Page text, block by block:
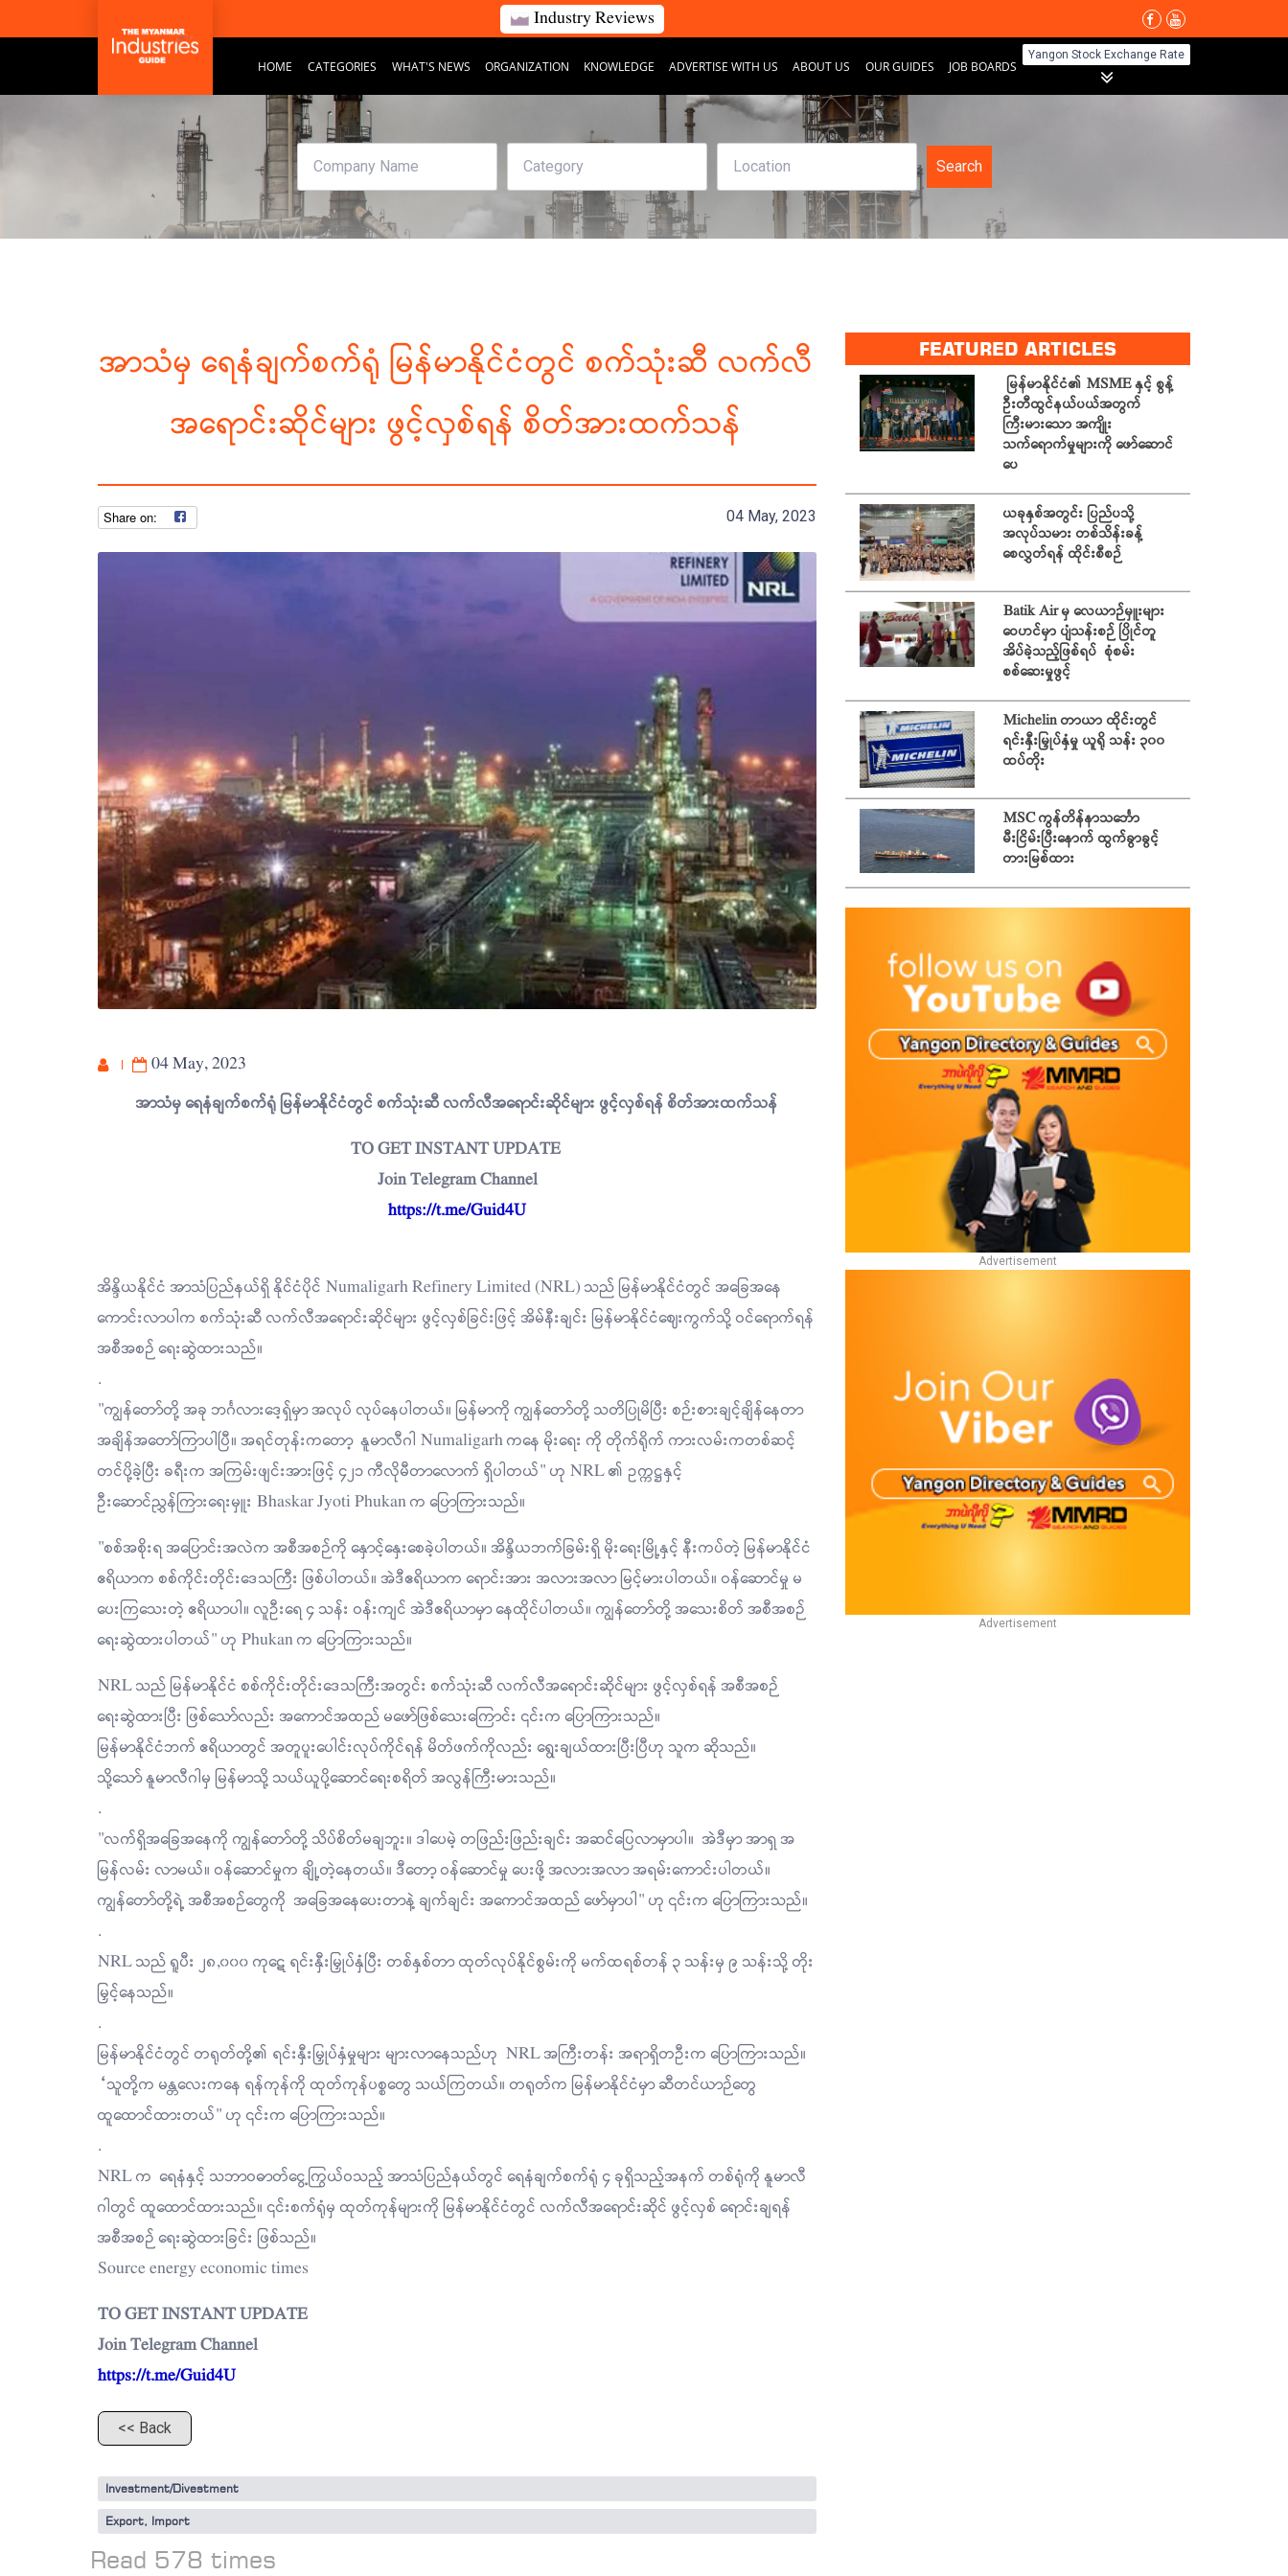
Industry Reviews
HOME CATEGORIES WHAT'S NEWS ORGANIZATION KNOWLEDGE ADVERTISE WITH US ABOUT US OUR GUIDES JOB BOARDS
Yangon Stock Exchange Rate
Search
အာသံမှ ရေနံချက်စက်ရုံ မြန်မာနိုင်ငံတွင် စက်သုံးဆီ လက်လီ
အရောင်းဆိုင်များ ဖွင့်လှစ်ရန် စိတ်အားထက်သန်
04 May, 2023
04 May, 2023
အာသံမှ ရေနံချက်စက်ရုံ မြန်မာနိုင်ငံတွင် စက်သုံးဆီ လက်လီအရောင်းဆိုင်များ ဖွင့်လှစ်ရန် စိတ်အားထက်သန်
TO GET INSTANT UPDATE
Join Telegram Channel
https://t.me/Guid4U
အိန္ဒိယနိုင်ငံ အာသံပြည်နယ်ရှိ နိုင်ငံပိုင် Numaligarh Refinery Limited (NRL) သည် မြန်မာနိုင်ငံတွင် အခြေအနေ
ကောင်းလာပါက စက်သုံးဆီ လက်လီအရောင်းဆိုင်များ ဖွင့်လှစ်ခြင်းဖြင့် အိမ်နီးချင်း မြန်မာနိုင်ငံ‌ဈေးကွက်သို့ ဝင်ရောက်ရန်
အစီအစဉ် ရေးဆွဲထားသည်။
.
"ကျွန်တော်တို့ အခု ဘင်္ဂလားဒေ့ရှ်မှာ အလုပ် လုပ်နေပါတယ်။ မြန်မာကို ကျွန်တော်တို့ သတိပြုမိပြီး စဉ်းစားချင့်ချိန်နေတာ
အချိန်အတော်ကြာပါပြီ။ အရင်တုန်းကတော့ နူမာလီဂါ Numaligarh ကနေ မိုးရေး ကို တိုက်ရိုက် ကားလမ်းကတစ်ဆင့်
တင်ပို့ခဲ့ပြီး ခရီးက အကြမ်းဖျင်းအားဖြင့် ၄၂၁ ကီလိုမီတာလောက် ရှိပါတယ်" ဟု NRL ၏ ဥက္ကဋ္ဌနှင့်
ဦးဆောင်ညွှန်ကြားရေးမှူး Bhaskar Jyoti Phukan က ပြောကြားသည်။
"စစ်အစိုးရ အပြောင်းအလဲက အစီအစဉ်ကို နှောင့်နှေးစေခဲ့ပါတယ်။ အိန္ဒိယဘက်ခြမ်းရှိ မိုးရေးမြို့နှင့် နီးကပ်တဲ့ မြန်မာနိုင်ငံ
ဧရိယာက စစ်ကိုင်းတိုင်းဒေသကြီး ဖြစ်ပါတယ်။ အဲဒီဧရိယာက ရောင်းအား အလားအလာ မြင့်မားပါတယ်။ ဝန်ဆောင်မှု မ
ပေးကြသေးတဲ့ ဧရိယာပါ။ လူဦးရေ ၄ သန်း ဝန်းကျင် အဲဒီဧရိယာမှာ နေထိုင်ပါတယ်။ ကျွန်တော်တို့ အသေးစိတ် အစီအစဉ်
ရေးဆွဲထားပါတယ်" ဟု Phukan က ပြောကြားသည်။
NRL သည် မြန်မာနိုင်ငံ စစ်ကိုင်းတိုင်းဒေသကြီးအတွင်း စက်သုံးဆီ လက်လီအရောင်းဆိုင်များ ဖွင့်လှစ်ရန် အစီအစဉ်
ရေးဆွဲထားပြီး ဖြစ်သော်လည်း အကောင်အထည် မဖော်ဖြစ်သေးကြောင်း ၎င်းက ပြောကြားသည်။
မြန်မာနိုင်ငံဘက် ဧရိယာတွင် အတူပူးပေါင်းလုပ်ကိုင်ရန် မိတ်ဖက်ကိုလည်း ရွေးချယ်ထားပြီးပြီဟု သူက ဆိုသည်။
သို့သော် နူမာလီဂါမှ မြန်မာသို့ သယ်ယူပို့ဆောင်ရေးစရိတ် အလွန်ကြီးမားသည်။
.
"လက်ရှိအ‌ခြေအနေကို ကျွန်တော်တို့ သိပ်စိတ်မချဘူး။ ဒါပေမဲ့ တဖြည်းဖြည်းချင်း အဆင်ပြေလာမှာပါ။ အဲဒီမှာ အာရှ အ
မြန်လမ်း လာမယ်။ ဝန်ဆောင်မှုက ချို့တဲ့နေတယ်။ ဒီတော့ ဝန်ဆောင်မှု ပေးဖို့ အလားအလာ အရမ်းကောင်းပါတယ်။
ကျွန်တော်တို့ရဲ့ အစီအစဉ်တွေကို အခြေအနေပေးတာနဲ့ ချက်ချင်း အကောင်အထည် ဖော်မှာပါ" ဟု ၎င်းက ပြောကြားသည်။
.
NRL သည် ရူပီး ၂၈,၀၀၀ ကုဋေ ရင်းနှီးမြှုပ်နှံပြီး တစ်နှစ်တာ ထုတ်လုပ်နိုင်စွမ်းကို မက်ထရစ်တန် ၃ သန်းမှ ၉ သန်းသို့ တိုး
မြှင့်နေသည်။
.
မြန်မာနိုင်ငံတွင် တရုတ်တို့၏ ရင်းနှီးမြှုပ်နှံမှုများ များလာနေသည်ဟု NRL အကြီးတန်း အရာရှိတဦးက ပြောကြားသည်။
“သူတို့က မန္တလေးကနေ ရန်ကုန်ကို ထုတ်ကုန်ပစ္စတွေ သယ်ကြတယ်။ တရုတ်က မြန်မာနိုင်ငံမှာ ဆီတင်ယာဉ်တွေ
ထူထောင်ထားတယ်" ဟု ၎င်းက ပြောကြားသည်။
.
NRL က ရေနံနှင့် သဘာဝဓာတ်ငွေ့ကြွယ်ဝသည့် အာသံပြည်နယ်တွင် ရေနံချက်စက်ရုံ ၄ ခုရှိသည့်အနက် တစ်ရုံကို နူမာလီ
ဂါတွင် ထူထောင်ထားသည်။ ၎င်းစက်ရုံမှ ထုတ်ကုန်များကို မြန်မာနိုင်ငံတွင် လက်လီအရောင်းဆိုင် ဖွင့်လှစ် ရောင်းချရန်
အစီအစဉ် ရေးဆွဲထားခြင်း ဖြစ်သည်။
Source energy economic times
TO GET INSTANT UPDATE
Join Telegram Channel
https://t.me/Guid4U
<< Back
Investment/Divestment
Export, Import
Read 578 times
FEATURED ARTICLES
မြန်မာနိုင်ငံ၏ MSME နှင့် စွန့်
ဦးတီထွင်နယ်ပယ်အတွက်
ကြီးမားသော အကျိုး
သက်ရောက်မှုများကို ဖော်ဆောင်
ပေ
ယခုနှစ်အတွင်း ပြည်ပသို့
အလုပ်သမား တစ်သိန်းခန့်
စေလွှတ်ရန် ထိုင်းစီစဉ်
Batik Air မှ လေယာဉ်မှူးများ
ဝေဟင်မှာ ပျံသန်းစဉ် ပြိုင်တူ
အိပ်ခဲ့သည့်ဖြစ်ရပ် စုံစမ်း
စစ်ဆေးမှုဖွင့်
Michelin တာယာ ထိုင်းတွင်
ရင်းနှီးမြှုပ်နှံမှု ယူရို သန်း ၃၀၀
ထပ်တိုး
MSC ကွန်တိန်နာသင်္ဘော
မီးငြိမ်းပြီးနောက် ထွက်ခွာခွင့်
တားမြစ်ထား